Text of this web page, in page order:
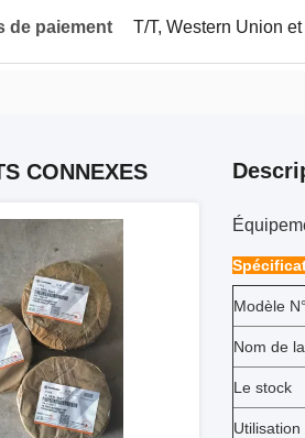
de paiement T/T, Western Union et
CONNEXES
Modèle N°.
Nom de
Le stock
Utilisation